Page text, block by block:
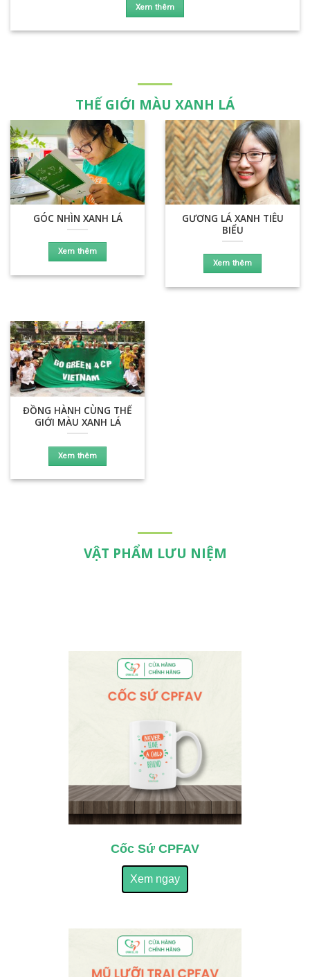
Xem thêm
THẾ GIỚI MÀU XANH LÁ
GÓC NHÌN XANH LÁ
Xem thêm
GƯƠNG LÁ XANH TIÊU
BIỂU
Xem thêm
ĐỒNG HÀNH CÙNG THẾ
GIỚI MÀU XANH LÁ
Xem thêm
VẬT PHẨM LƯU NIỆM
Cốc Sứ CPFAV
Xem ngay